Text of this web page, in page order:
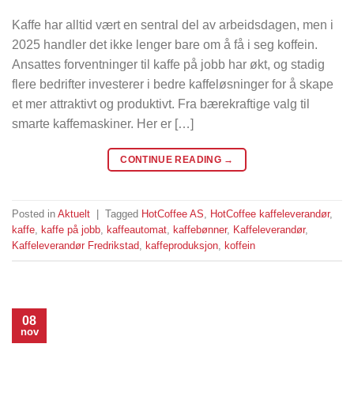
Kaffe har alltid vært en sentral del av arbeidsdagen, men i
2025 handler det ikke lenger bare om å få i seg koffein.
Ansattes forventninger til kaffe på jobb har økt, og stadig
flere bedrifter investerer i bedre kaffeløsninger for å skape
et mer attraktivt og produktivt. Fra bærekraftige valg til
smarte kaffemaskiner. Her er […]
CONTINUE READING →
Posted in Aktuelt Tagged HotCoffee AS HotCoffee kaffeleverandør,
kaffe
kaffe på jobb kaffeautomat kaffebønner, Kaffeleverandør,
Kaffeleverandør Fredrikstad
kaffeproduksjon koffein
08
nov